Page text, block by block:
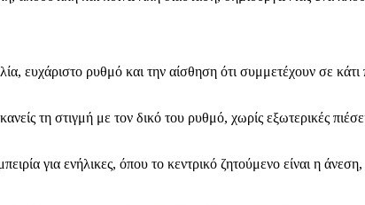
ευχάριστο ρυθμό και την αίσθηση ότι συμμετέχουν σε
τη στιγμή με τον δικό του ρυθμό, χωρίς εξωτερικές
για ενήλικες, όπου το κεντρικό ζητούμενο είναι η